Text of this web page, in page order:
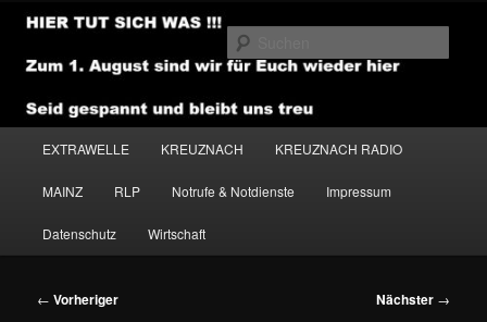
Zum
primären
Inhalt
NEWSHOUSE.MEDIA
EXTRAWELLE KREUZNACH KREUZNACH RADIO
MAINZ RLP Notrufe & Notdienste Impressum
Datenschutz Wirtschaft
Beitragsnavigation
← Vorheriger Nächster →